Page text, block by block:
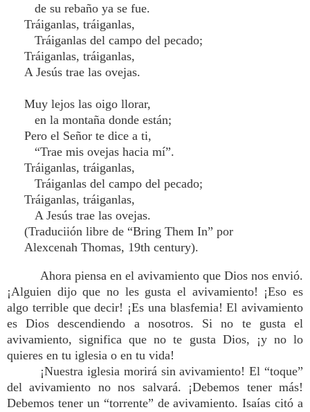
de su rebaño ya se fue.
Tráiganlas, tráiganlas,
Tráiganlas del campo del pecado;
Tráiganlas, tráiganlas,
A Jesús trae las ovejas.
Muy lejos las oigo llorar,
en la montaña donde están;
Pero el Señor te dice a ti,
“Trae mis ovejas hacia mí”.
Tráiganlas, tráiganlas,
Tráiganlas del campo del pecado;
Tráiganlas, tráiganlas,
A Jesús trae las ovejas.
(Traduciión libre de “Bring Them In” por
Alexcenah Thomas, 19th century).
Ahora piensa en el avivamiento que Dios nos envió.
¡Alguien dijo que no les gusta el avivamiento! ¡Eso es
algo terrible que decir! ¡Es una blasfemia! El avivamiento
es Dios descendiendo a nosotros. Si no te gusta el
avivamiento, significa que no te gusta Dios, ¡y no lo
quieres en tu iglesia o en tu vida!
¡Nuestra iglesia morirá sin avivamiento! El “toque”
del avivamiento no nos salvará. ¡Debemos tener más!
Debemos tener un “torrente” de avivamiento. Isaías citó a